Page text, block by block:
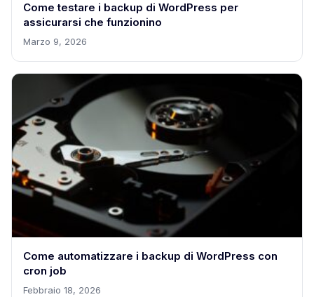
Come testare i backup di WordPress per
assicurarsi che funzionino
Marzo 9, 2026
Come automatizzare i backup di WordPress con
cron job
Febbraio 18, 2026